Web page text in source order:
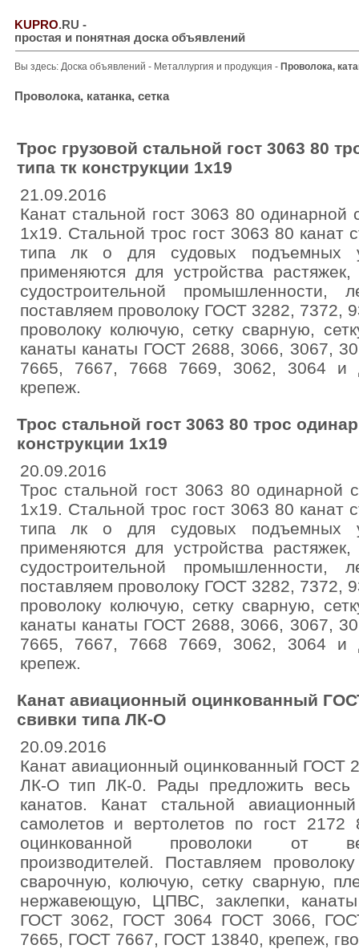
KUPRO.RU -
простая и понятная доска объявлений
Вы здесь: Доска объявлений - Металлургия и продукция - Проволока,
Проволока, катанка, сетка
Трос грузовой стальной гост 3063 80
типа тк конструкции 1x19
21.09.2016
Канат стальной гост 3063 80 одинарной
1x19. Стальной трос гост 3063 80 канат
типа лк о для судовых подъемных
применяются для устройства
судостроительной промышленности,
поставляем проволоку ГОСТ 3282, 7372,
проволоку колючую, сетку сварную,
канаты канаты ГОСТ 2688, 3066, 3067,
7665, 7667, 7668 7669, 3062, 3064 и
крепеж.
Трос стальной гост 3063 80 трос
конструкции 1x19
20.09.2016
Трос стальной гост 3063 80 одинарной
1x19. Стальной трос гост 3063 80 канат
типа лк о для судовых подъемных
применяются для устройства
судостроительной промышленности,
поставляем проволоку ГОСТ 3282, 7372,
проволоку колючую, сетку сварную,
канаты канаты ГОСТ 2688, 3066, 3067,
7665, 7667, 7668 7669, 3062, 3064 и
крепеж.
Канат авиационный оцинкованный
свивки типа ЛК-О
20.09.2016
Канат авиационный оцинкованный ГОСТ
ЛК-О тип ЛК-0. Рады предложить весь
канатов. Канат стальной
самолетов и вертолетов по гост
оцинкованной проволоки от
производителей. Поставляем
сварочную, колючую, сетку сварную,
нержавеющую, ЦПВС, заклепки,
ГОСТ 3062, ГОСТ 3064 ГОСТ 3066,
7665, ГОСТ 7667, ГОСТ 13840, крепеж,